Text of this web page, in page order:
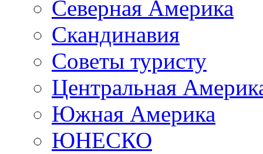
Северная Америка
Скандинавия
Советы туристу
Центральная
Южная Америка
ЮНЕСКО